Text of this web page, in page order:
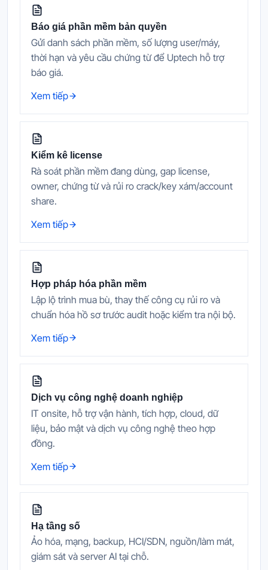
Báo giá phần mềm bản quyền
Gửi danh sách phần mềm, số lượng user/máy,
thời hạn và yêu cầu chứng từ để Uptech hỗ trợ
báo giá.
Xem tiếp
Kiểm kê license
Rà soát phần mềm đang dùng, gap license,
owner, chứng từ và rủi ro crack/key xám/account
share.
Xem tiếp
Hợp pháp hóa phần mềm
Lập lộ trình mua bù, thay thế công cụ rủi ro và
chuẩn hóa hồ sơ trước audit hoặc kiểm tra nội bộ.
Xem tiếp
Dịch vụ công nghệ doanh nghiệp
IT onsite, hỗ trợ vận hành, tích hợp, cloud, dữ
liệu, bảo mật và dịch vụ công nghệ theo hợp
đồng.
Xem tiếp
Hạ tầng số
Ảo hóa, mạng, backup, HCI/SDN, nguồn/làm mát,
giám sát và server AI tại chỗ.